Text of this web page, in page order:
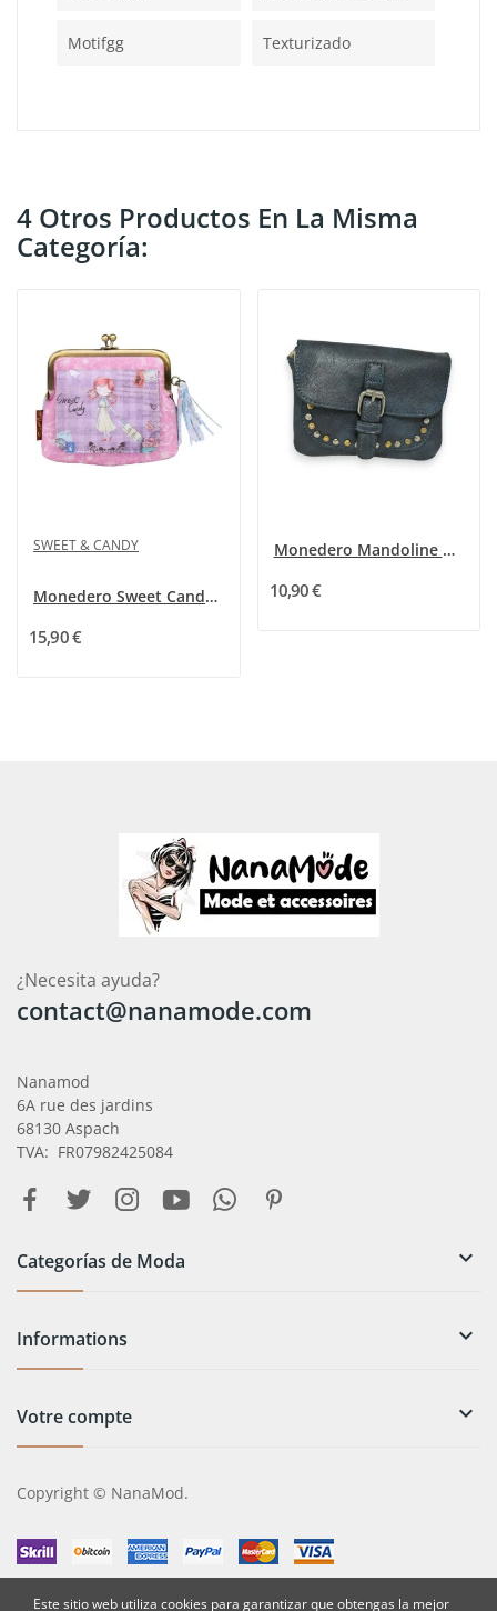
Motifgg Texturizado
4 Otros Productos En La Misma
Categoría:
SWEET & CANDY
Monedero Sweet Candy - Diseño Niña Pelirroja -...
15,90 €
Monedero Mandoline Azul Marino con tachuelas
10,90 €
¿Necesita ayuda?
contact@nanamode.com
Nanamod
6A rue des jardins
68130 Aspach
TVA: FR07982425084
Categorías de Moda 
Informations 
Votre compte 
Copyright © NanaMod.
Este sitio web utiliza cookies para garantizar que obtengas la mejor